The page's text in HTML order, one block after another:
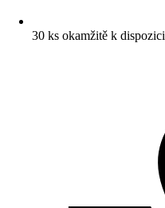
30 ks okamžitě k dispozici